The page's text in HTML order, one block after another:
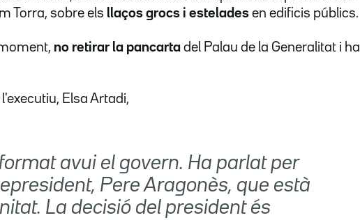
Torra, sobre els llaços grocs i estelades en edificis públics.
no retirar la pancarta del Palau de la Generalitat i ha
Elsa Artadi,
avui el govern. Ha parlat per
Pere Aragonès, que està
La decisió del president és